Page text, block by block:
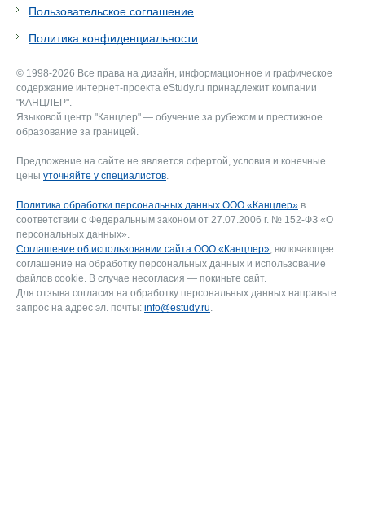
Пользовательское соглашение
Политика конфиденциальности
© 1998-2026 Все права на дизайн, информационное и графическое
содержание интернет-проекта eStudy.ru принадлежит компании
"КАНЦЛЕР".
Языковой центр "Канцлер" — обучение за рубежом и престижное
образование за границей.
Предложение на сайте не является офертой, условия и конечные
цены уточняйте у специалистов.
Политика обработки персональных данных ООО «Канцлер» в
соответствии с Федеральным законом от 27.07.2006 г. № 152-ФЗ «О
персональных данных».
Соглашение об использовании сайта ООО «Канцлер», включающее
соглашение на обработку персональных данных и использование
файлов cookie. В случае несогласия — покиньте сайт.
Для отзыва согласия на обработку персональных данных направьте
запрос на адрес эл. почты: info@estudy.ru.